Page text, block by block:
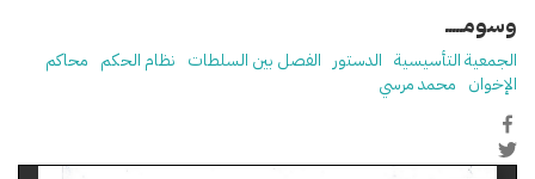
وسومـــــ
الجمعية التأسيسية الدستور الفصل بين السلطات نظام الحكم محاكم
الإخوان محمد مرسي